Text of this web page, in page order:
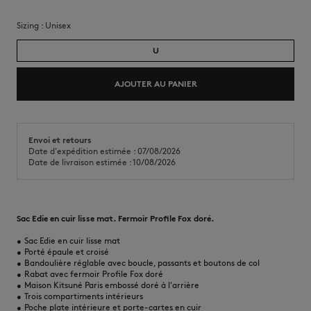
Sizing : unisex
U
AJOUTER AU PANIER
Envoi et retours
Date d'expédition estimée : 07/08/2026
Date de livraison estimée : 10/08/2026
Sac Edie en cuir lisse mat. Fermoir Profile Fox doré.
• Sac Edie en cuir lisse mat
• Porté épaule et croisé
• Bandoulière réglable avec boucle, passants et boutons de col
• Rabat avec fermoir Profile Fox doré
• Maison Kitsuné Paris embossé doré à l'arrière
• Trois compartiments intérieurs
• Poche plate intérieure et porte-cartes en cuir